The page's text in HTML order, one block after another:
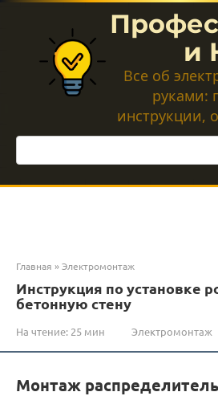
Перейти
контенту
и
Все об
руками:
инструкции,
Поиск:
Главная »Электромонтаж
Инструкция по установке
бетонную стену
На чтение: 25 мин Электромонтаж
Монтаж